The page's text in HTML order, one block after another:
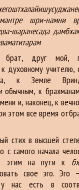
шри-намни
шаранесада
брат, друг мой,
к духовному учителю,
к Земле
обычным, к
и, наконец, к
этом все время
стих в высшей
с самого начала
этим на пути к
свое эго. Эго –
нас есть в